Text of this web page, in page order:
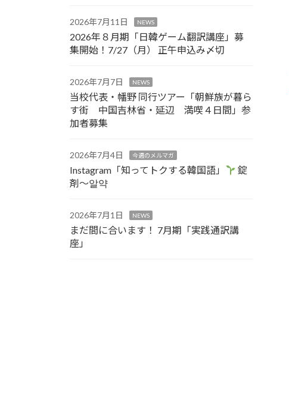
2026年7月11日 NEWS
2026年８月期「日韓ゲーム翻訳講座」募
集開始！7/27（月） 正午申込み〆切
2026年7月7日 NEWS
当校代表・幡野 同行ツアー「朝鮮族が暮ら
す街 中国吉林省・延辺 満喫４日間」参
加者募集
2026年7月4日 今週のメルマガ
Instagram「知ってトクする韓国語」
錠
剤～알약
2026年7月1日 NEWS
まだ間に合います！ 7月期「実践通訳講
座」